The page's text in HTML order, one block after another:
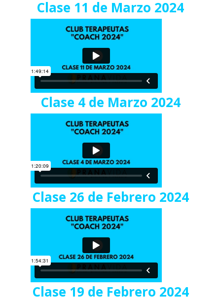
Clase 11 de Marzo 2024
Clase 4 de Marzo 2024
Clase 26 de Febrero 2024
Clase 19 de Febrero 2024